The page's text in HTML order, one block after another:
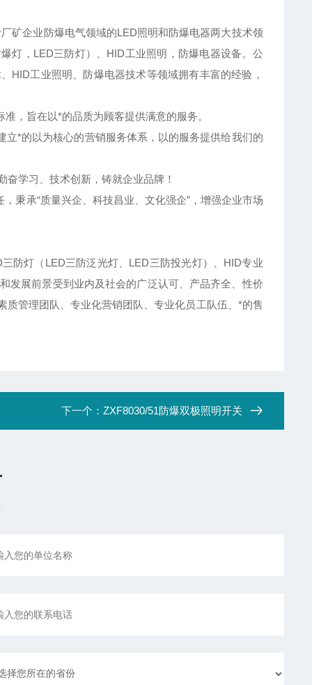
矿企业防爆电气领域的LED照明和防爆电器两大技术领
灯，LED三防灯）、HID工业照明，防爆电器设备。公
HID工业照明、防爆电器技术等领域拥有丰富的经验，
，旨在以*的品质为顾客提供满意的服务。
*的以为核心的营销服务体系，以的服务提供给我们的
学习、技术创新，铸就企业品牌！
秉承“质量兴企、科技昌业、文化强企”，增强企业市场
防灯（LED三防泛光灯、LED三防投光灯）、HID专业
发展前景受到业内及社会的广泛认可、产品齐全、性价
管理团队、专业化营销团队、专业化员工队伍、*的售
下一个： ZXF8030/51防爆双极照明开关